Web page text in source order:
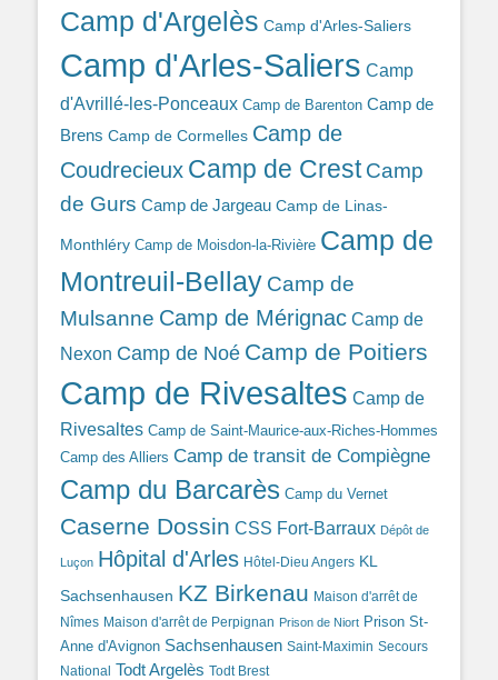
Camp d'Argelès Camp d'Arles-Saliers
Camp d'Arles-Saliers Camp
d'Avrillé-les-Ponceaux Camp de Barenton Camp de
Brens Camp de Cormelles Camp de
Coudrecieux Camp de Crest Camp
de Gurs Camp de Jargeau Camp de Linas-
Monthléry Camp de Moisdon-la-Rivière Camp de
Montreuil-Bellay Camp de
Mulsanne Camp de Mérignac Camp de
Nexon Camp de Noé Camp de Poitiers
Camp de Rivesaltes Camp de
Rivesaltes Camp de Saint-Maurice-aux-Riches-Hommes
Camp des Alliers Camp de transit de Compiègne
Camp du Barcarès Camp du Vernet
Caserne Dossin CSS Fort-Barraux Dépôt de
Luçon Hôpital d'Arles Hôtel-Dieu Angers KL
Sachsenhausen KZ Birkenau Maison d'arrêt de
Nîmes Maison d'arrêt de Perpignan Prison de Niort Prison St-
Anne d'Avignon Sachsenhausen Saint-Maximin Secours
National Todt Argelès Todt Brest